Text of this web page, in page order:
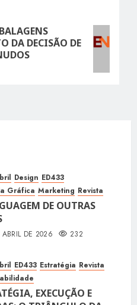
DA DECISÃO DE
Design ED433
Gráfica Marketing Revista
DE OUTRAS
ABRIL DE 2026 232
ED433 Estratégia Revista
EXECUÇÃO E